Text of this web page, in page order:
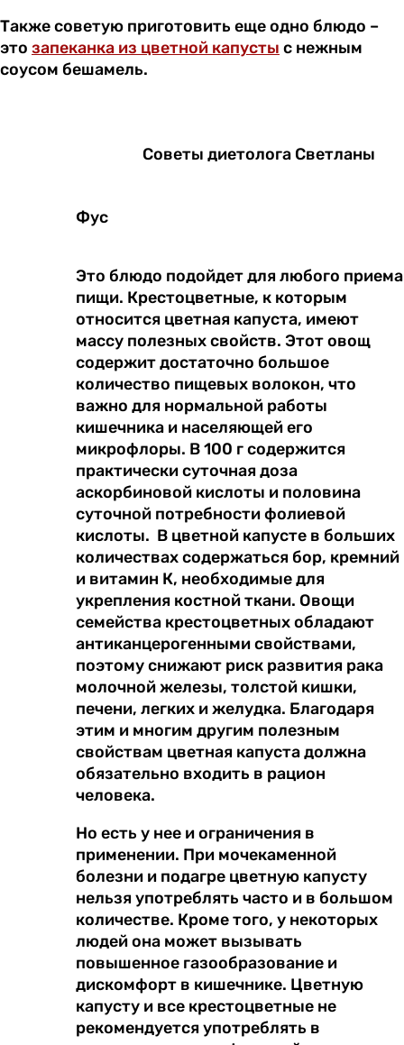
Также советую приготовить еще одно блюдо –
это запеканка из цветной капусты с нежным
соусом бешамель.
Советы диетолога Светланы
Фус
Это блюдо подойдет для любого приема
пищи. Крестоцветные, к которым
относится цветная капуста, имеют
массу полезных свойств. Этот овощ
содержит достаточно большое
количество пищевых волокон, что
важно для нормальной работы
кишечника и населяющей его
микрофлоры. В 100 г содержится
практически суточная доза
аскорбиновой кислоты и половина
суточной потребности фолиевой
кислоты. В цветной капусте в больших
количествах содержаться бор, кремний
и витамин К, необходимые для
укрепления костной ткани. Овощи
семейства крестоцветных обладают
антиканцерогенными свойствами,
поэтому снижают риск развития рака
молочной железы, толстой кишки,
печени, легких и желудка. Благодаря
этим и многим другим полезным
свойствам цветная капуста должна
обязательно входить в рацион
человека.
Но есть у нее и ограничения в
применении. При мочекаменной
болезни и подагре цветную капусту
нельзя употреблять часто и в большом
количестве. Кроме того, у некоторых
людей она может вызывать
повышенное газообразование и
дискомфорт в кишечнике. Цветную
капусту и все крестоцветные не
рекомендуется употреблять в